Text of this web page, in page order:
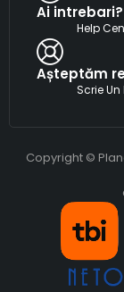
Ai intrebari?
Help
Așteptăm
Scrie Un
Copyright ©